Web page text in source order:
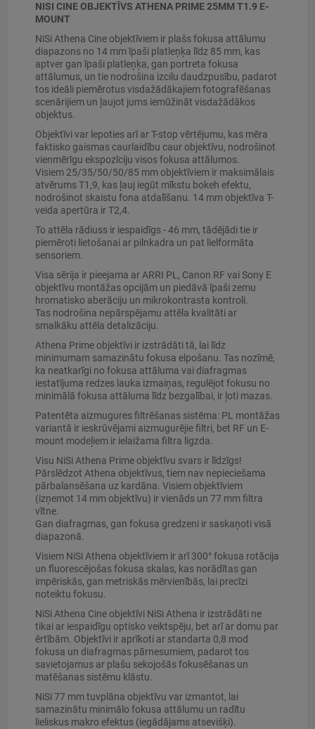
NISI CINE OBJEKTĪVS ATHENA PRIME 25MM T1.9 E-
MOUNT
NiSi Athena Cine objektīviem ir plašs fokusa attālumu
diapazons no 14 mm īpaši platleņķa līdz 85 mm, kas
aptver gan īpaši platleņķa, gan portreta fokusa
attālumus, un tie nodrošina izcilu daudzpusību, padarot
tos ideāli piemērotus visdažādākajiem fotografēšanas
scenārijiem un ļaujot jums iemūžināt visdažādākos
objektus.
Objektīvi var lepoties arī ar T-stop vērtējumu, kas mēra
faktisko gaismas caurlaidību caur objektīvu, nodrošinot
vienmērīgu ekspozīciju visos fokusa attālumos.
Visiem 25/35/50/50/85 mm objektīviem ir maksimālais
atvērums T1,9, kas ļauj iegūt mīkstu bokeh efektu,
nodrošinot skaistu fona atdalīšanu. 14 mm objektīva T-
veida apertūra ir T2,4.
To attēla rādiuss ir iespaidīgs - 46 mm, tādējādi tie ir
piemēroti lietošanai ar pilnkadra un pat lielformāta
sensoriem.
Visa sērija ir pieejama ar ARRI PL, Canon RF vai Sony E
objektīvu montāžas opcijām un piedāvā īpaši zemu
hromatisko aberāciju un mikrokontrasta kontroli.
Tas nodrošina nepārspējamu attēla kvalitāti ar
smalkāku attēla detalizāciju.
Athena Prime objektīvi ir izstrādāti tā, lai līdz
minimumam samazinātu fokusa elpošanu. Tas nozīmē,
ka neatkarīgi no fokusa attāluma vai diafragmas
iestatījuma redzes lauka izmaiņas, regulējot fokusu no
minimālā fokusa attāluma līdz bezgalībai, ir ļoti mazas.
Patentēta aizmugures filtrēšanas sistēma: PL montāžas
variantā ir ieskrūvējami aizmugurējie filtri, bet RF un E-
mount modeļiem ir ielaižama filtra ligzda.
Visu NiSi Athena Prime objektīvu svars ir līdzīgs!
Pārslēdzot Athena objektīvus, tiem nav nepieciešama
pārbalansēšana uz kardāna. Visiem objektīviem
(izņemot 14 mm objektīvu) ir vienāds un 77 mm filtra
vītne.
Gan diafragmas, gan fokusa gredzeni ir saskaņoti visā
diapazonā.
Visiem NiSi Athena objektīviem ir arī 300° fokusa rotācija
un fluorescējošas fokusa skalas, kas norādītas gan
impēriskās, gan metriskās mērvienībās, lai precīzi
noteiktu fokusu.
NiSi Athena Cine objektīvi NiSi Athena ir izstrādāti ne
tikai ar iespaidīgu optisko veiktspēju, bet arī ar domu par
ērtībām. Objektīvi ir aprīkoti ar standarta 0,8 mod
fokusa un diafragmas pārnesumiem, padarot tos
savietojamus ar plašu sekojošās fokusēšanas un
matēšanas sistēmu klāstu.
NiSi 77 mm tuvplāna objektīvu var izmantot, lai
samazinātu minimālo fokusa attālumu un radītu
lieliskus makro efektus (iegādājams atsevišķi).